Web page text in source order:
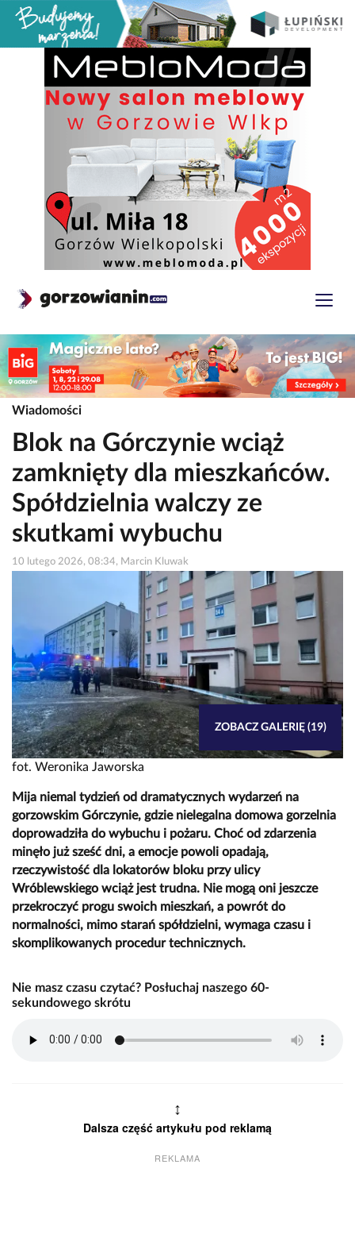
Wiadomości
Blok na Górczynie wciąż
zamknięty dla mieszkańców.
Spółdzielnia walczy ze
skutkami wybuchu
10 lutego 2026, 08:34, Marcin Kluwak
fot. Weronika Jaworska
ZOBACZ GALERIĘ (19)
Mija niemal tydzień od dramatycznych wydarzeń na
gorzowskim Górczynie, gdzie nielegalna domowa gorzelnia
doprowadziła do wybuchu i pożaru. Choć od zdarzenia
minęło już sześć dni, a emocje powoli opadają,
rzeczywistość dla lokatorów bloku przy ulicy
Wróblewskiego wciąż jest trudna. Nie mogą oni jeszcze
przekroczyć progu swoich mieszkań, a powrót do
normalności, mimo starań spółdzielni, wymaga czasu i
skomplikowanych procedur technicznych.
Nie masz czasu czytać? Posłuchaj naszego 60-
sekundowego skrótu
↕
Dalsza część artykułu pod reklamą
REKLAMA